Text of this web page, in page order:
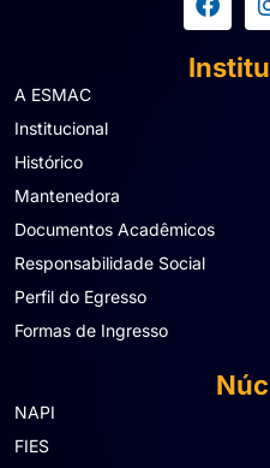
A ESMAC
Institucional
Histórico
Mantenedora
Documentos Acadêmicos
Responsabilidade Social
Perfil do Egresso
Formas de Ingresso
NAPI
FIES